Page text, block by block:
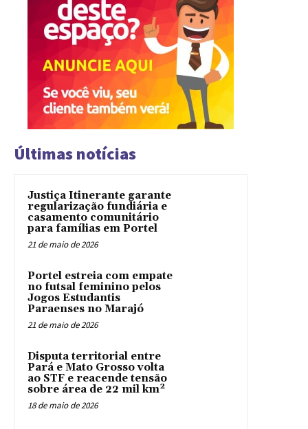
Últimas notícias
Justiça Itinerante garante
regularização fundiária e
casamento comunitário
para famílias em Portel
21 de maio de 2026
Portel estreia com empate
no futsal feminino pelos
Jogos Estudantis
Paraenses no Marajó
21 de maio de 2026
Disputa territorial entre
Pará e Mato Grosso volta
ao STF e reacende tensão
sobre área de 22 mil km²
18 de maio de 2026